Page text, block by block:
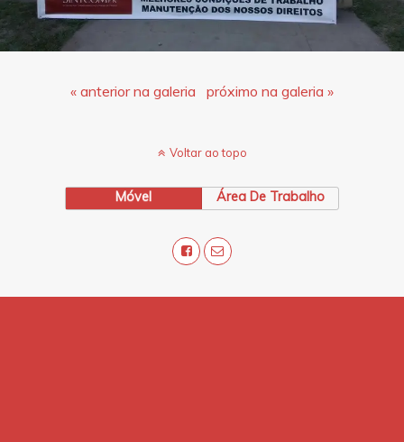
« anterior na galeria próximo na galeria »
Voltar ao topo
Móvel Área De Trabalho